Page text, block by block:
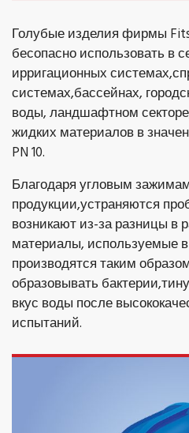
Голубые изделия фирмы
бесопасно использовать в
ирригационных
системах,бассейнах,
воды, ландшафтном
жидких материалов в
PN 10.
Благодаря угловым
продукции,устраняются
возникают из-за разницы в
материалы, используемые
производятся таким
образовывать
вкус воды после
испытаний.